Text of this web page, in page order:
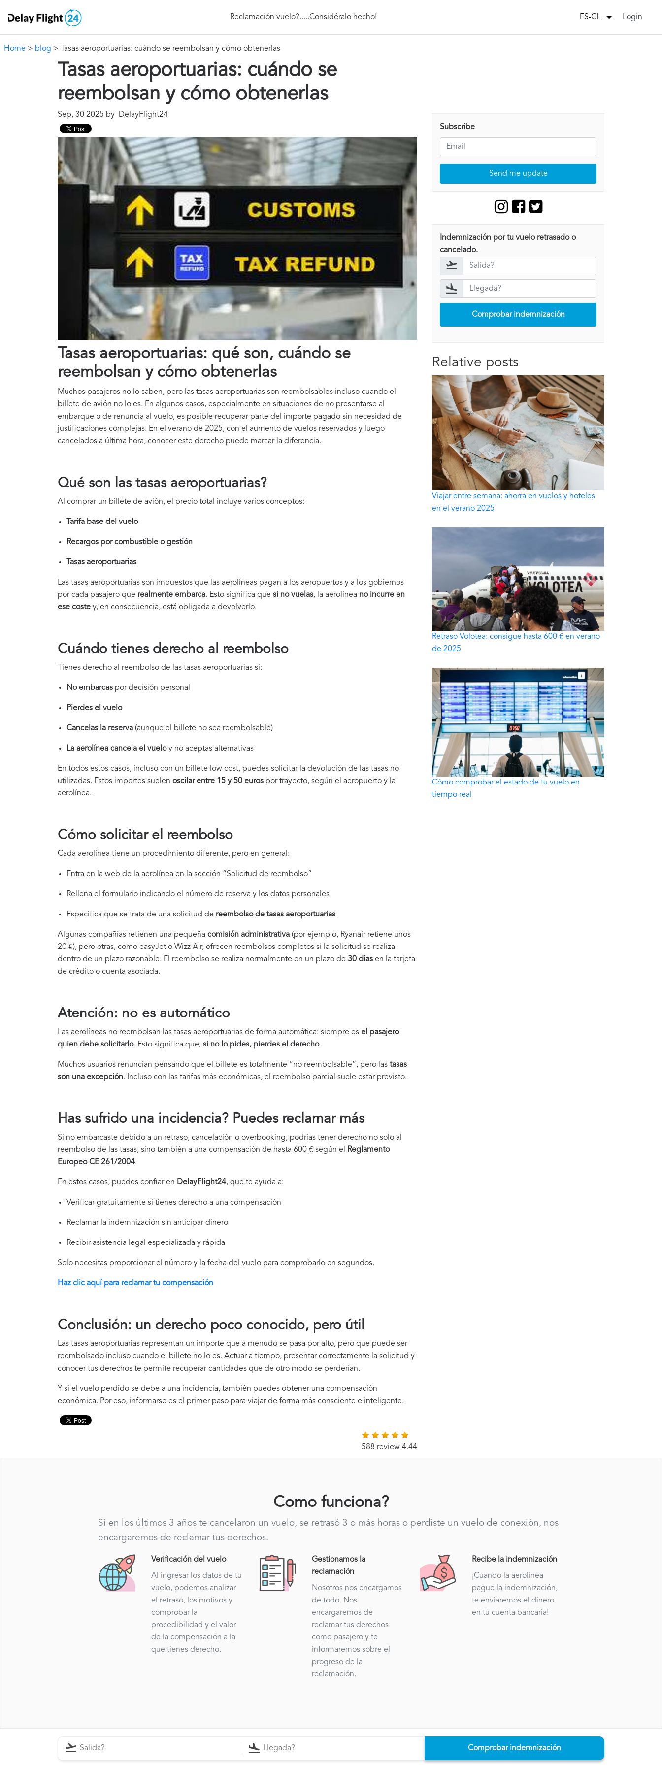
Reclamación vuelo?.....Considéralo hecho! ES-CL Login
Home > blog > Tasas aeroportuarias: cuándo se reembolsan y cómo obtenerlas
Tasas aeroportuarias: cuándo se
reembolsan y cómo obtenerlas
Sep, 30 2025 by DelayFlight24
Tasas aeroportuarias: qué son, cuándo se
reembolsan y cómo obtenerlas
Muchos pasajeros no lo saben, pero las tasas aeroportuarias son reembolsables incluso cuando el
billete de avión no lo es. En algunos casos, especialmente en situaciones de no presentarse al
embarque o de renuncia al vuelo, es posible recuperar parte del importe pagado sin necesidad de
justificaciones complejas. En el verano de 2025, con el aumento de vuelos reservados y luego
cancelados a última hora, conocer este derecho puede marcar la diferencia.
Qué son las tasas aeroportuarias?
Al comprar un billete de avión, el precio total incluye varios conceptos:
Tarifa base del vuelo
Recargos por combustible o gestión
Tasas aeroportuarias
Las tasas aeroportuarias son impuestos que las aerolíneas pagan a los aeropuertos y a los gobiernos
por cada pasajero que realmente embarca. Esto significa que si no vuelas, la aerolínea no incurre en
ese coste y, en consecuencia, está obligada a devolverlo.
Cuándo tienes derecho al reembolso
Tienes derecho al reembolso de las tasas aeroportuarias si:
No embarcas por decisión personal
Pierdes el vuelo
Cancelas la reserva (aunque el billete no sea reembolsable)
La aerolínea cancela el vueloy no aceptas alternativas
En todos estos casos, incluso con un billete low cost, puedes solicitar la devolución de las tasas no
utilizadas. Estos importes suelen oscilar entre 15 y 50 euros por trayecto, según el aeropuerto y la
aerolínea.
Cómo solicitar el reembolso
Cada aerolínea tiene un procedimiento diferente, pero en general:
Entra en la web de la aerolínea en la sección “Solicitud de reembolso”
Rellena el formulario indicando el número de reserva y los datos personales
Especifica que se trata de una solicitud de reembolso de tasas aeroportuarias
Algunas compañías retienen una pequeña comisión administrativa (por ejemplo, Ryanair retiene unos
20 €), pero otras, como easyJet o Wizz Air, ofrecen reembolsos completos si la solicitud se realiza
dentro de un plazo razonable. El reembolso se realiza normalmente en un plazo de 30 días en la tarjeta
de crédito o cuenta asociada.
Atención: no es automático
Las aerolíneas no reembolsan las tasas aeroportuarias de forma automática: siempre es el pasajero
quien debe solicitarlo. Esto significa que, si no lo pides, pierdes el derecho.
Muchos usuarios renuncian pensando que el billete es totalmente “no reembolsable”, pero las tasas
son una excepción. Incluso con las tarifas más económicas, el reembolso parcial suele estar previsto.
Has sufrido una incidencia? Puedes reclamar más
Si no embarcaste debido a un retraso, cancelación o overbooking, podrías tener derecho no solo al
reembolso de las tasas, sino también a una compensación de hasta 600 € según el
Reglamento
Europeo CE 261/2004.
En estos casos, puedes confiar en DelayFlight24, que te ayuda a:
Verificar gratuitamente si tienes derecho a una compensación
Reclamar la indemnización sin anticipar dinero
Recibir asistencia legal especializada y rápida
Solo necesitas proporcionar el número y la fecha del vuelo para comprobarlo en segundos.
Haz clic aquí para reclamar tu compensación
Conclusión: un derecho poco conocido, pero útil
Las tasas aeroportuarias representan un importe que a menudo se pasa por alto, pero que puede ser
reembolsado incluso cuando el billete no lo es. Actuar a tiempo, presentar correctamente la solicitud y
conocer tus derechos te permite recuperar cantidades que de otro modo se perderían.
Y si el vuelo perdido se debe a una incidencia, también puedes obtener una compensación
económica. Por eso, informarse es el primer paso para viajar de forma más consciente e inteligente.
588 review 4.44
Subscribe
Send me update
Indemnización por tu vuelo retrasado o
cancelado.
Comprobar indemnización
Relative posts
Viajar entre semana: ahorra en vuelos y hoteles
en el verano 2025
Retraso Volotea: consigue hasta 600 € en verano
de 2025
Cómo comprobar el estado de tu vuelo en
tiempo real
Como funciona?
Si en los últimos 3 años te cancelaron un vuelo, se retrasó 3 o más horas o perdiste un vuelo de conexión, nos
encargaremos de reclamar tus derechos.
Verificación del vuelo
Al ingresar los datos de tu
vuelo, podemos analizar
el retraso, los motivos y
comprobar la
procedibilidad y el valor
de la compensación a la
que tienes derecho.
Gestionamos la
reclamación
Nosotros nos encargamos
de todo. Nos
encargaremos de
reclamar tus derechos
como pasajero y te
informaremos sobre el
progreso de la
reclamación.
Recibe la indemnización
¡Cuando la aerolínea
pague la indemnización,
te enviaremos el dinero
en tu cuenta bancaria!
Comprobar indemnización